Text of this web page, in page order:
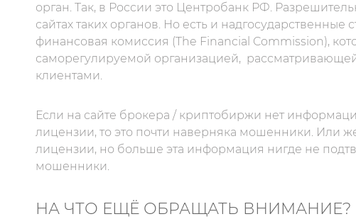
орган. Так, в России это Центробанк РФ.
сайтах таких органов. Но есть и
финансовая комиссия (The Financial Commission),
саморегулируемой организацией,
клиентами.
Если на сайте брокера / криптобиржи нет
лицензии, то это почти наверняка мошенники. Или
лицензии, но больше эта информация нигде не
мошенники.
НА ЧТО ЕЩЁ ОБРАЩАТЬ ВНИМАНИЕ?